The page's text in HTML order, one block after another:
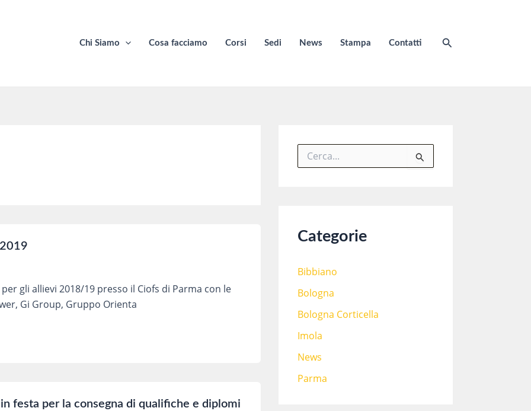
Chi Siamo Cosa facciamo Corsi Sedi News Stampa Contatti Cerca
gli allievi 2018/19 presso il Ciofs di Parma con le
Gi Group, Gruppo Orienta
festa per la consegna di qualifiche e diplomi
C
Categorie
Bibbiano
Bologna
Bologna Corticella
Imola
News
Parma